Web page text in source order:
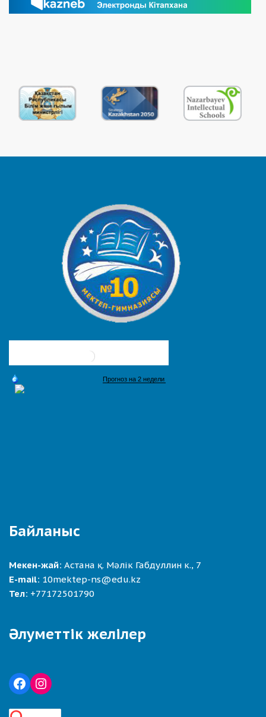
Байланыс
Мекен-жай: Астана қ. Мәлік Габдуллин к., 7
E-mail: 10mektep-ns@edu.kz
Тел: +77172501790
Әлуметтік желілер